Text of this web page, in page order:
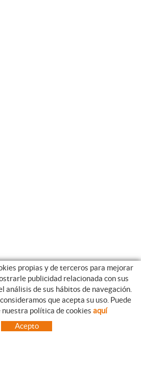
DE COMPRA
REALIZAR SUS PEDIDOS
FRECUENTES
propias y de terceros para mejorar
publicidad relacionada con sus
análisis de sus hábitos de navegación.
que acepta su uso. Puede
nuestra política de cookies aquí
Acepto